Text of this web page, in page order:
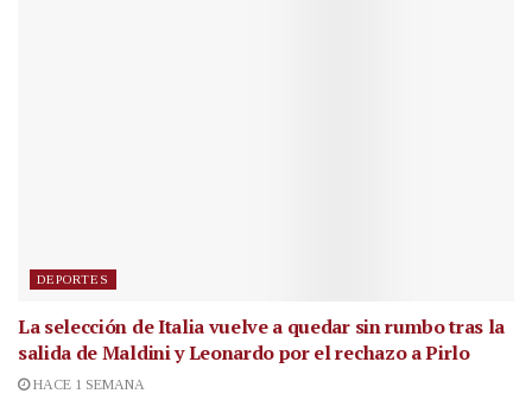
DEPORTES
La selección de Italia vuelve a quedar sin rumbo tras la
salida de Maldini y Leonardo por el rechazo a Pirlo
HACE 1 SEMANA